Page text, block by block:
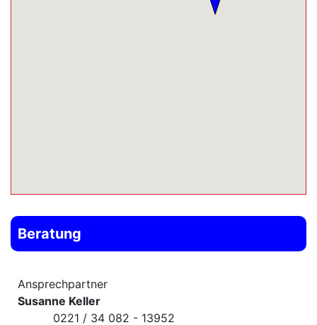
Beratung
Ansprechpartner
Susanne Keller
0221 / 34 082 - 13952